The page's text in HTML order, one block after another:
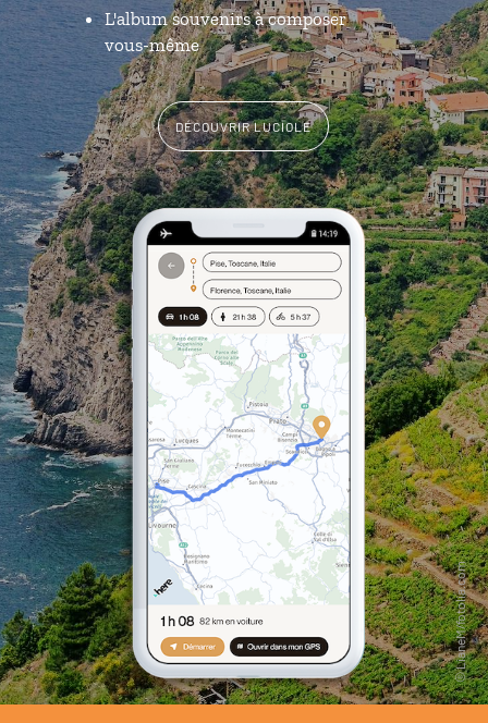
L'album souvenirs à composer
vous-même
DÉCOUVRIR LUCIOLE